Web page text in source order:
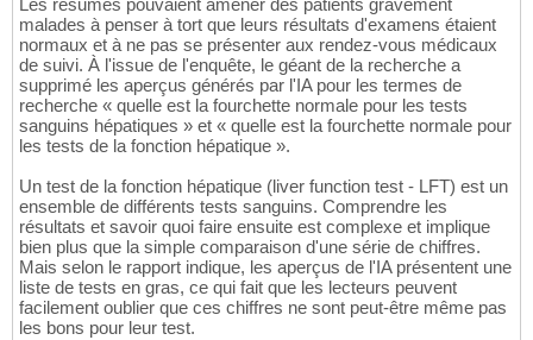
Les résumés pouvaient amener des patients gravement
malades à penser à tort que leurs résultats d'examens étaient
normaux et à ne pas se présenter aux rendez-vous médicaux
de suivi. À l'issue de l'enquête, le géant de la recherche a
supprimé les aperçus générés par l'IA pour les termes de
recherche « quelle est la fourchette normale pour les tests
sanguins hépatiques » et « quelle est la fourchette normale pour
les tests de la fonction hépatique ».
Un test de la fonction hépatique (liver function test - LFT) est un
ensemble de différents tests sanguins. Comprendre les
résultats et savoir quoi faire ensuite est complexe et implique
bien plus que la simple comparaison d'une série de chiffres.
Mais selon le rapport indique, les aperçus de l'IA présentent une
liste de tests en gras, ce qui fait que les lecteurs peuvent
facilement oublier que ces chiffres ne sont peut-être même pas
les bons pour leur test.